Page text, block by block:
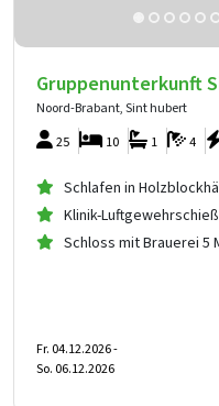
Gruppenunterkunft
Noord-Brabant, Sint hubert
25 4
1
10
Schlafen in
Klinik-
Schloss mit Brauerei 5
Fr. 04.12.2026 -
So. 06.12.2026